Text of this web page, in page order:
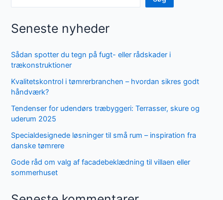
Seneste nyheder
Sådan spotter du tegn på fugt- eller rådskader i
trækonstruktioner
Kvalitetskontrol i tømrerbranchen – hvordan sikres godt
håndværk?
Tendenser for udendørs træbyggeri: Terrasser, skure og
uderum 2025
Specialdesignede løsninger til små rum – inspiration fra
danske tømrere
Gode råd om valg af facadebeklædning til villaen eller
sommerhuset